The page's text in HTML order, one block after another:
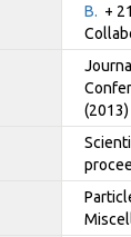
B. +